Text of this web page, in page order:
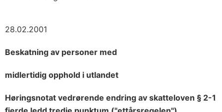
28.02.2001
Beskatning av personer med
midlertidig opphold i utlandet
Høringsnotat vedrørende endring av skatteloven § 2-1